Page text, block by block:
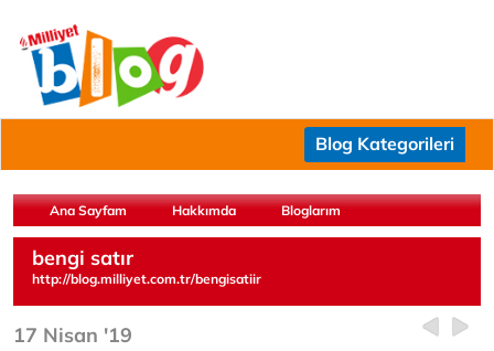
Blog Kategorileri
Ana Sayfam Hakkımda Bloglarım
bengi satır
http://blog.milliyet.com.tr/bengisatiir
17 Nisan '19